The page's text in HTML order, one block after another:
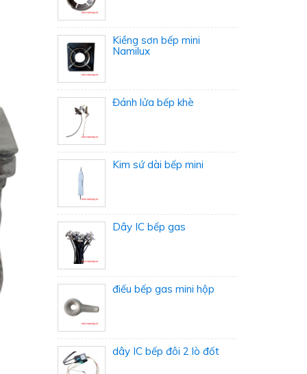
Kiềng sơn bếp mini
Namilux
Đánh lửa bếp khè
Kim sứ dài bếp mini
Dây IC bếp gas
điếu bếp gas mini hộp
dây IC bếp đôi 2 lò đốt